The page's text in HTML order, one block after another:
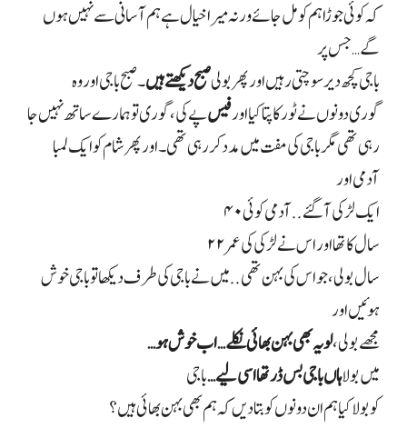
کہ کوئی جوڑا ہم کو مل جائے ورنہ میرا خیال ہے ہم آسانی سے نہیں ہوں
گے… جس پر
باجی کچھ دیر سوچتی رہیں اور پھر بولیصبح دیکھتے ہیں۔ صبح باجی اور وہ
گوری دونوں نے ٹور کا پتا کیا اورفیسپے کی، گوری تو ہمارے ساتھ نہیں جا
رہی تھی مگر باجی کی مفت میں مدد کر رہی تھی۔ اور پھر شام کو ایک لمبا
آدمی اور
ایک لڑکی آ گئے.. آدمی کوئی۴۰
سال کا تھا اور اس نے لڑکی کی عمر۲۲
سال بولی، جو اس کی بہن تھی.. میں نے باجی کی طرف دیکھا تو باجی خوش
ہوئیں اور
مجھے بولی،لو یہ بھی بہن بھائی نکلے… اب خوش ہو…
میں بولاہاں باجی بس ڈر تھا اسی لیے…باجی
کو بولا کیا ہم ان دونوں کو بتا دیں کہ ہم بھی بہن بھائی ہیں؟